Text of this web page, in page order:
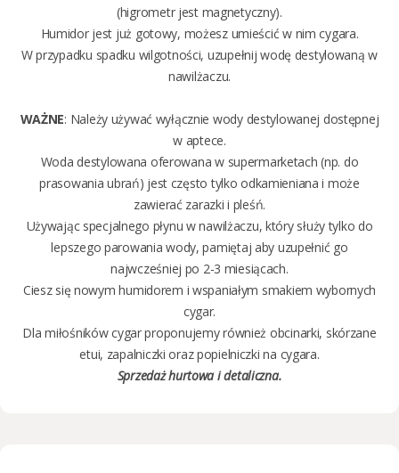
(higrometr jest magnetyczny).
Humidor jest już gotowy, możesz umieścić w nim cygara.
W przypadku spadku wilgotności, uzupełnij wodę destylowaną w
nawilżaczu.
WAŻNE: Należy używać wyłącznie wody destylowanej dostępnej
w aptece.
Woda destylowana oferowana w supermarketach (np. do
prasowania ubrań) jest często tylko odkamieniana i może
zawierać zarazki i pleśń.
Używając specjalnego płynu w nawilżaczu, który służy tylko do
lepszego parowania wody, pamiętaj aby uzupełnić go
najwcześniej po 2-3 miesiącach.
Ciesz się nowym humidorem i wspaniałym smakiem wybornych
cygar.
Dla miłośników cygar proponujemy również obcinarki, skórzane
etui, zapalniczki orazpopielniczki na cygara.
Sprzedażhurtowa i detaliczna.